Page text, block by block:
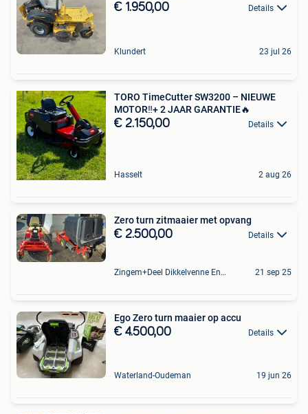
€ 1.950,00 Details
Klundert 23 jul 26
TORO TimeCutter SW3200 – NIEUWE
MOTOR‼️+ 2 JAAR GARANTIE🔥
€ 2.150,00 Details
Hasselt 2 aug 26
Zero turn zitmaaier met opvang
€ 2.500,00 Details
Zingem+Deel Dikkelvenne En Nederzwalm-Hermelgem 21 sep 25
Ego Zero turn maaier op accu
€ 4.500,00 Details
Waterland-Oudeman 19 jun 26